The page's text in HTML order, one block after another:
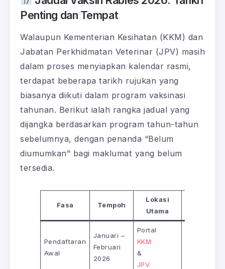
Penting dan Tempat
Walaupun Kementerian Kesihatan (KKM) dan
Jabatan Perkhidmatan Veterinar (JPV) masih
dalam proses menyiapkan kalendar rasmi,
terdapat beberapa tarikh rujukan yang
biasanya diikuti dalam program vaksinasi
tahunan. Berikut ialah rangka jadual yang
dijangka berdasarkan program tahun-tahun
sebelumnya, dengan penanda “Belum
diumumkan” bagi maklumat yang belum
tersedia.
Fasa Tempoh
Lokasi
Utama
Pendaftaran
Awal
Januari –
Februari
2026
Portal
KKM
&
JPV